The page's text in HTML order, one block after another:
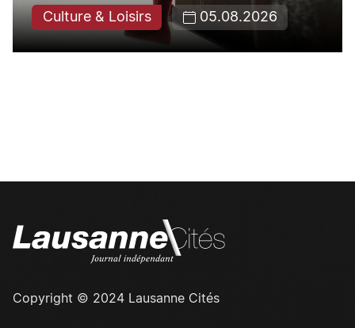
Culture & Loisirs 05.08.2026
Copyright © 2024 Lausanne Cités